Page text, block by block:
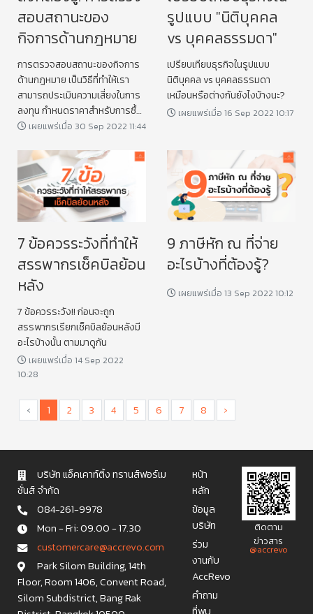
สอบสถานะของ
กิจการด้านกฎหมาย
การตรวจสอบสถานะของกิจการ
ด้านกฎหมาย เป็นวิธีที่ทำให้เรา
สามารถประเมินความเสี่ยงในการ
ลงทุน กำหนดราคาสำหรับการซื้อ
ขายกิจการเมื่อคำนึงถึงความเสี่ยง
เผยแพร่เมื่อ 30 Sep 2022 11:44
รูปแบบ "นิติบุคคล
vs บุคคลธรรมดา"
เปรียบเทียบธุรกิจในรูปแบบ
นิติบุคคล vs บุคคลธรรมดา
เหมือนหรือต่างกันยังไงบ้างนะ?
เผยแพร่เมื่อ 16 Sep 2022 10:17
7 ข้อควรระวังที่ทำให้
สรรพากรเช็คบิลย้อน
หลัง
7 ข้อควรระวัง!! ก่อนจะถูก
สรรพากรเรียกเช็คบิลย้อนหลังมี
อะไรบ้างนั้น ตามมาดูกัน
เผยแพร่เมื่อ 14 Sep 2022
10:28
9 ภาษีหัก ณ ที่จ่าย
อะไรบ้างที่ต้องรู้?
เผยแพร่เมื่อ 13 Sep 2022 10:12
‹ 1 2 3 4 5 6 7 8 ›
บริษัท แอ็คเคาท์ติ้ง ทรานส์ฟอร์เม
ชั่นส์ จำกัด
084-261-9978
Mon - Fri: 09.00 - 17.30
c u s t o m e r c a r e @ a c c r e v o . c o m
Park Silom Building, 14th
Floor, Room 1406, Convent Road,
Silom Subdistrict, Bang Rak
หน้า
หลัก
ข้อมูล
บริษัท
ร่วม
งานกับ
AccRevo
คำถาม
ที่พบ
ติดตาม
ข่าวสาร
@accrevo